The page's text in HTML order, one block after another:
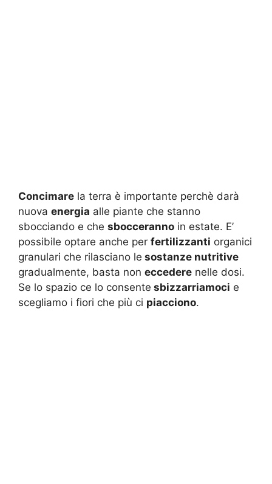
Concimare la terra è importante perchè darà
nuova energia alle piante che stanno
sbocciando e che sbocceranno in estate. E’
possibile optare anche per fertilizzanti organici
granulari che rilasciano le sostanze nutritive
gradualmente, basta non eccedere nelle dosi.
Se lo spazio ce lo consente sbizzarriamoci e
scegliamo i fiori che più ci piacciono.